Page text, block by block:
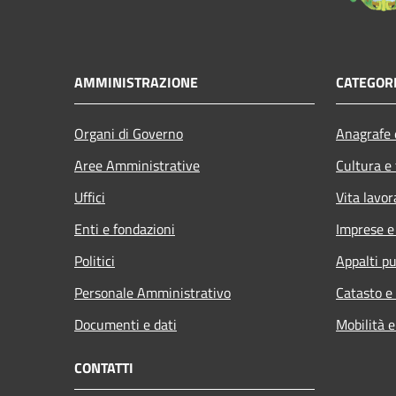
AMMINISTRAZIONE
Organi di Governo
Aree Amministrative
Uffici
Enti e fondazioni
Politici
Personale Amministrativo
Documenti e dati
Cultura
Vita
Imprese
Appalti
Catasto
Mobilità
CONTATTI